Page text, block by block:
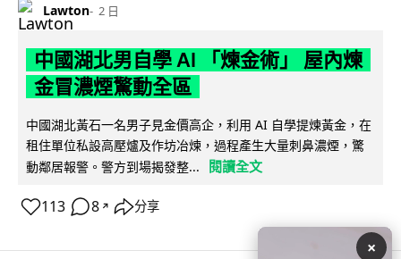
Lawton 2 日
中國湖北男自學 AI 「煉金術」 屋內煉
金冒濃煙驚動全區
中國湖北黃石一名男子見金價高企，利用 AI 自學提煉黃金，在
租住單位私設高壓爐及作坊冶煉，過程產生大量刺鼻濃煙，驚
動鄰居報警。警方到場揭發整...
閱讀全文
113 8 ↗ 分享
×